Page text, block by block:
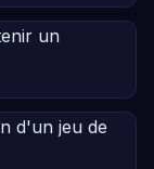
un
d'un jeu de